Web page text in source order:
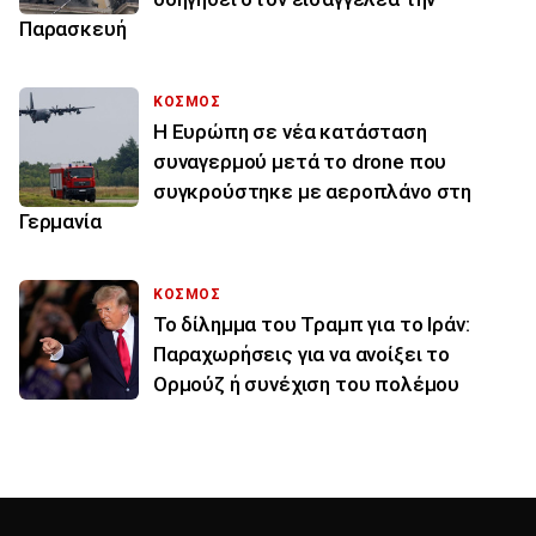
Παρασκευή
ΚΟΣΜΟΣ
Η Ευρώπη σε νέα κατάσταση
συναγερμού μετά το drone που
συγκρούστηκε με αεροπλάνο στη
Γερμανία
ΚΟΣΜΟΣ
Το δίλημμα του Τραμπ για το Ιράν:
Παραχωρήσεις για να ανοίξει το
Ορμούζ ή συνέχιση του πολέμου